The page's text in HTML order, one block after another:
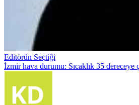
Editörün Seçtiği
İzmir hava durumu: Sıcaklık 35 dereceye